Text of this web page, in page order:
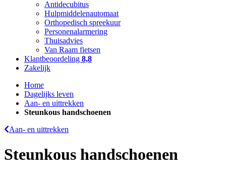
Antidecubitus
Hulpmiddelenautomaat
Orthopedisch spreekuur
Personenalarmering
Thuisadvies
Van Raam fietsen
Klantbeoordeling 8,8
Zakelijk
Home
Dagelijks leven
Aan- en uittrekken
Steunkous handschoenen
Aan- en uittrekken
Steunkous handschoenen